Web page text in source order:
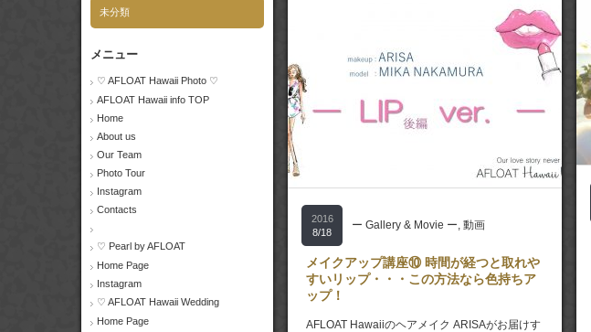
未分類
メニュー
♡ AFLOAT Hawaii Photo ♡
AFLOAT Hawaii info TOP
Home
About us
Our Team
Photo Tour
Instagram
Contacts
♡ Pearl by AFLOAT
Home Page
Instagram
♡ AFLOAT Hawaii Wedding
Home Page
2016
8/18
ー Gallery & Movie ー, 動画
メイクアップ講座⑩ 時間が経つと取れや
すいリップ・・・この方法なら色持ちア
ップ！
AFLOAT Hawaiiのヘアメイク ARISAがお届けす